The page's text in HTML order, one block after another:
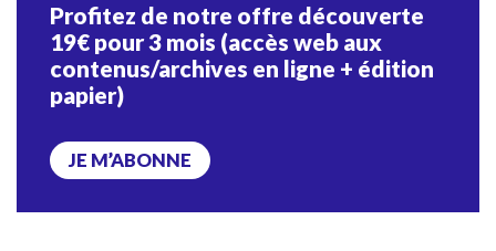
Profitez de notre offre découverte
19€ pour 3 mois (accès web aux
contenus/archives en ligne + édition
papier)
JE M’ABONNE